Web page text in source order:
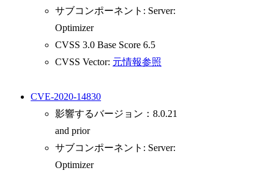
サブコンポーネント: Server:
Optimizer
CVSS 3.0 Base Score 6.5
CVSS Vector: 元情報参照
CVE-2020-14830
影響するバージョン：8.0.21
and prior
サブコンポーネント: Server:
Optimizer